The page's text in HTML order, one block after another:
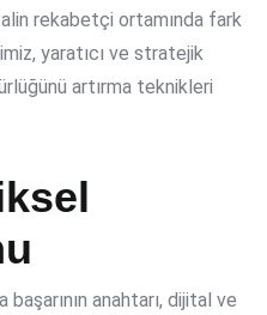
rekabetçi ortamında fark
yaratıcı ve stratejik
artırma teknikleri
başarının anahtarı, dijital ve